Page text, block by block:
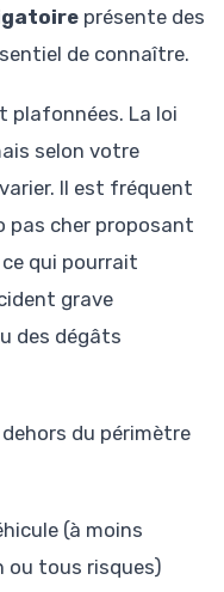
présente des
de connaître.
plafonnées. La loi
selon votre
Il est fréquent
pas cher proposant
qui pourrait
grave
des dégâts
du périmètre
(à moins
ou tous risques)